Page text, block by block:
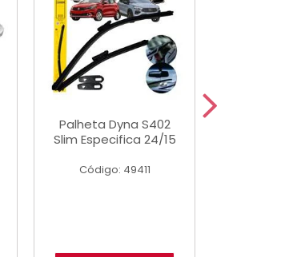
Palheta Dyna S402
Slim Especifica 24/15
Código: 49411